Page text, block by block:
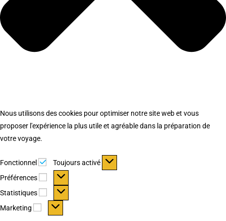
Nous utilisons des cookies pour optimiser notre site web et vous
proposer l'expérience la plus utile et agréable dans la préparation de
votre voyage.
Fonctionnel Fonctionnel
Toujours activé
Préférences
Préférences
Statistiques Statistiques
Marketing Marketing